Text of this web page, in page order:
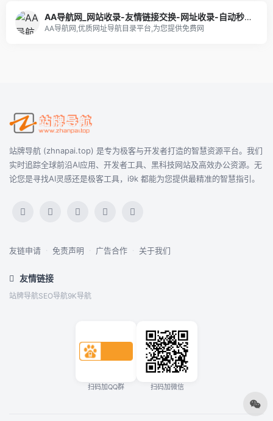
AA导航网_网站收录-友情链接交换-网址收录-自动秒收录
AA导航网,优质网址导航目录平台,为您提供免费网
站牌导航 (zhnapai.top) 是专为极客与开发者打造的智慧资源平台。我们
实时追踪全球前沿AI应用、开发者工具、黑科技网站及高效办公资源。无
论您是寻找AI灵感还是极客工具，i9k 都能为您提供最精准的智慧指引。
友链申请 · 免责声明 · 广告合作 · 关于我们
友情链接
站牌导航SEO导航9K导航
扫码加QQ群 扫码加微信